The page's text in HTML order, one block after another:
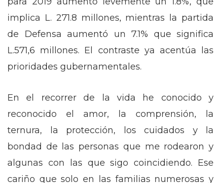
implica L. 271.8 millones, mientras la partida
de Defensa aumentó un 7.1% que significa
L.571,6 millones. El contraste ya acentúa las
prioridades gubernamentales.
En el recorrer de la vida he conocido y
reconocido el amor, la comprensión, la
ternura, la protección, los cuidados y la
bondad de las personas que me rodearon y
algunas con las que sigo coincidiendo. Ese
cariño que solo en las familias numerosas y